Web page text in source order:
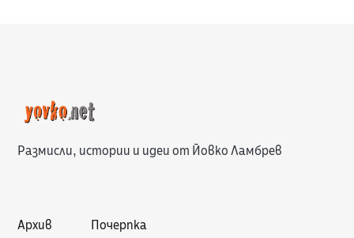
Размисли, истории и идеи от Йовко Ламбрев
Архив Почерпка